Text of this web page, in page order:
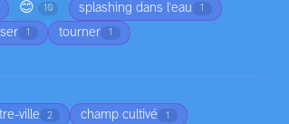
😊 10 splashing dans l'eau 1
1 tourner 1
ville 2 champ cultivé 1